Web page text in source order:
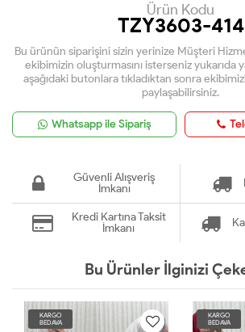
Ürün Kodu
TZY3603-414
Bu ürünün siparişini sizin yerinize Müşteri
ekibimizin oluşturmasını isterseniz yukarıda
aşağıdaki butonlara tıkladıktan sonra
paylaşabilirsiniz.
Whatsapp ile Sipariş
Güvenli Alışveriş
İmkanı
Kredi Kartına Taksit
İmkanı
Bu Ürünler İlginizi
KARGO
BEDAVA
KARGO
BEDAVA